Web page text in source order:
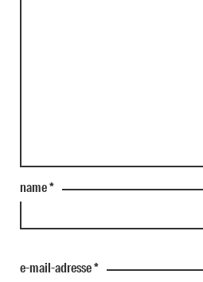
name*
e-mail-adresse*